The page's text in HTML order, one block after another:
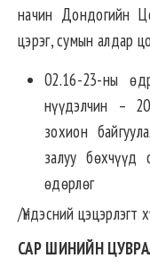
начин Дондогийн
цэрэг, сумын алдар
02.16-23-ны
нүүдэлчин –
зохион
залуу бөхчүүд
өдөрлөг
/Үндэсний цэцэрлэгт
САР ШИНИЙН